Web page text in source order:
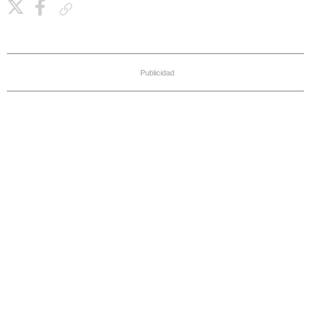
Publicidad